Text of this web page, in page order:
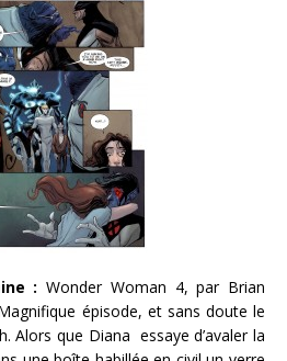
: Wonder Woman 4, par Brian
épisode, et sans doute le
Alors que Diana essaye d’avaler la